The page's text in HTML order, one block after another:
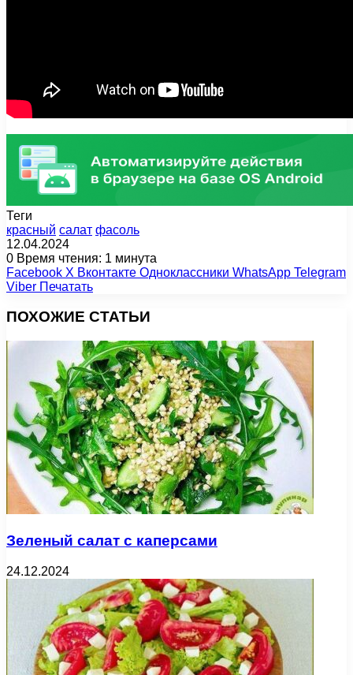
Теги
красный салат фасоль
12.04.2024
0 Время чтения: 1 минута
Facebook X Вконтакте Одноклассники WhatsApp Telegram
Viber Печатать
ПОХОЖИЕ СТАТЬИ
Зеленый салат с каперсами
24.12.2024